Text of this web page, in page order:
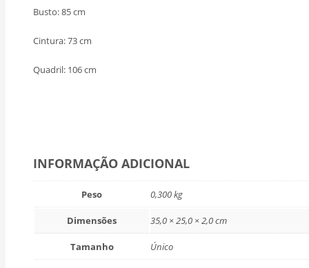
Busto: 85 cm
Cintura: 73 cm
Quadril: 106 cm
INFORMAÇÃO ADICIONAL
Peso 0,300 kg
Dimensões 35,0 × 25,0 × 2,0 cm
Tamanho Único